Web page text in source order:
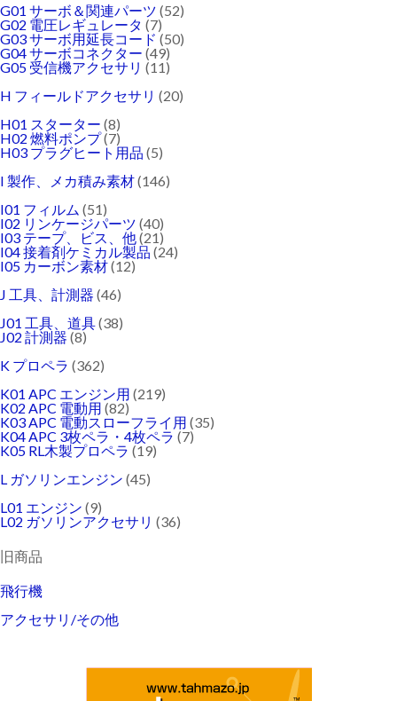
G01 サーボ＆関連パーツ (52)
G02 電圧レギュレータ (7)
G03 サーボ用延長コード (50)
G04 サーボコネクター (49)
G05 受信機アクセサリ (11)
H フィールドアクセサリ (20)
H01 スターター (8)
H02 燃料ポンプ(7)
H03 プラグヒート用品 (5)
I 製作、メカ積み素材(146)
I01 フィルム (51)
I02 リンケージパーツ (40)
I03 テープ、ビス、他(21)
I04 接着剤ケミカル製品 (24)
I05 カーボン素材(12)
J 工具、計測器 (46)
J01 工具、道具(38)
J02 計測器 (8)
K プロペラ (362)
K01 APC エンジン用 (219)
K02 APC 電動用 (82)
K03 APC 電動スローフライ用 (35)
K04 APC 3枚ペラ・4枚ペラ (7)
K05 RL木製プロペラ (19)
L ガソリンエンジン (45)
L01 エンジン (9)
L02 ガソリンアクセサリ (36)
旧商品
飛行機
アクセサリ/その他